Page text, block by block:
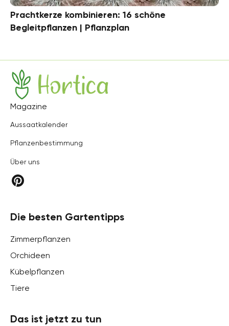
Prachtkerze kombinieren: 16 schöne
Begleitpflanzen | Pflanzplan
Hortica
Magazine
Aussaatkalender
Pflanzenbestimmung
Über uns
Die besten Gartentipps
Zimmerpflanzen
Orchideen
Kübelpflanzen
Tiere
Das ist jetzt zu tun